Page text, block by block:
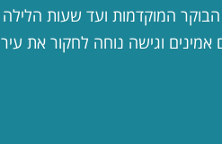
המוקדמות ועד שעות הלילה
אמינים וגישה נוחה לחקור את עיר